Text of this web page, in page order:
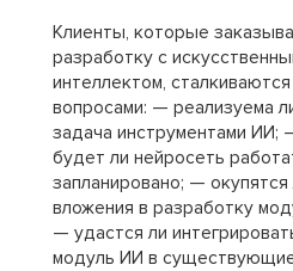
Клиенты, которые
разработку с
интеллектом, сталкиваются
вопросами: — реализуема
задача инструментами ИИ;
будет ли нейросеть
запланировано; — окупятся
вложения в разработку
— удастся ли
модуль ИИ в